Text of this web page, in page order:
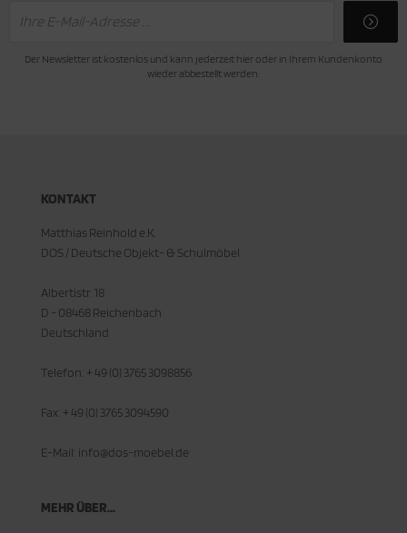
Der Newsletter ist kostenlos und kann jederzeit hier oder in Ihrem Kundenkonto
wieder abbestellt werden.
KONTAKT
Matthias Reinhold e.K.
DOS / Deutsche Objekt- & Schulmöbel
Albertistr. 18
D - 08468 Reichenbach
Deutschland
Telefon: + 49 (0) 3765 3098856
Fax: + 49 (0) 3765 3094590
E-Mail: info@dos-moebel.de
MEHR ÜBER...